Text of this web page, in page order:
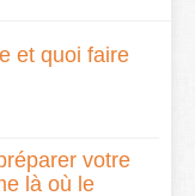
et quoi faire
votre
là où le